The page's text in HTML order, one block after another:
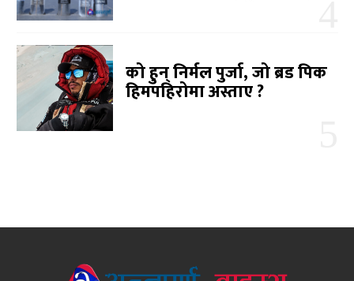
को हुन् निर्मल पुर्जा, जो ब्रड पिक
हिमपहिरोमा अस्ताए ?